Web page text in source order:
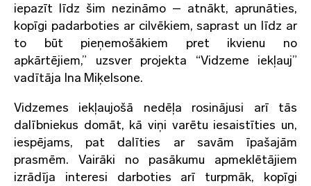
iepazīt līdz šim nezināmo – atnākt, aprunāties,
kopīgi padarboties ar cilvēkiem, saprast un līdz ar
to būt pieņemošākiem pret ikvienu no
apkārtējiem,” uzsver projekta “Vidzeme iekļauj”
vadītāja Ina Miķelsone.
Vidzemes iekļaujošā nedēļa rosinājusi arī tās
dalībniekus domāt, kā viņi varētu iesaistīties un,
iespējams, pat dalīties ar savām īpašajām
prasmēm. Vairāki no pasākumu apmeklētājiem
izrādīja interesi darboties arī turpmāk, kopīgi